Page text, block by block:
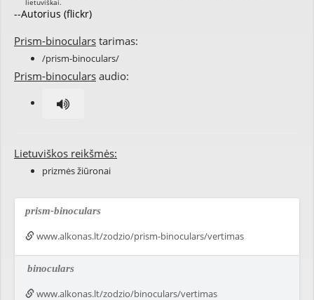
--Autorius (flickr)
Prism-binoculars tarimas:
/prism-binoculars/
Prism-binoculars audio:
Lietuviškos reikšmės:
prizmės žiūronai
prism-binoculars
www.alkonas.lt/zodzio/prism-binoculars/vertimas
binoculars
www.alkonas.lt/zodzio/binoculars/vertimas